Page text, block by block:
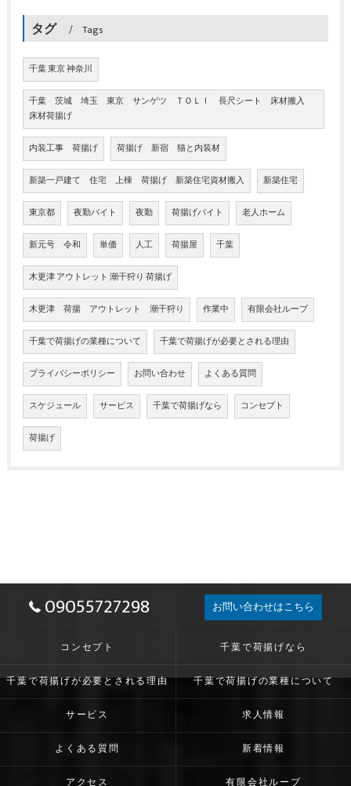
タグ Tags
千葉 東京 神奈川
千葉 茨城 埼玉 東京 サンゲツ ＴＯＬＩ 長尺シート 床材搬入
床材荷揚げ
内装工事 荷揚げ 荷揚げ 新宿 猫と内装材
新築一戸建て 住宅 上棟 荷揚げ 新築住宅資材搬入 新築住宅
東京都 夜勤バイト 夜勤 荷揚げバイト 老人ホーム
新元号 令和 単価 人工 荷揚屋 千葉
木更津 アウトレット 潮干狩り 荷揚げ
木更津 荷揚 アウトレット 潮干狩り 作業中 有限会社ループ
千葉で荷揚げの業種について 千葉で荷揚げが必要とされる理由
プライバシーポリシー お問い合わせ よくある質問
スケジュール サービス 千葉で荷揚げなら コンセプト
荷揚げ
09055727298 お問い合わせはこちら
コンセプト 千葉で荷揚げなら
千葉で荷揚げが必要とされる理由 千葉で荷揚げの業種について
サービス 求人情報
よくある質問 新着情報
アクセス 有限会社ループ